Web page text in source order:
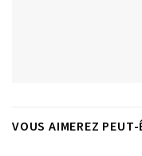
VOUS AIMEREZ